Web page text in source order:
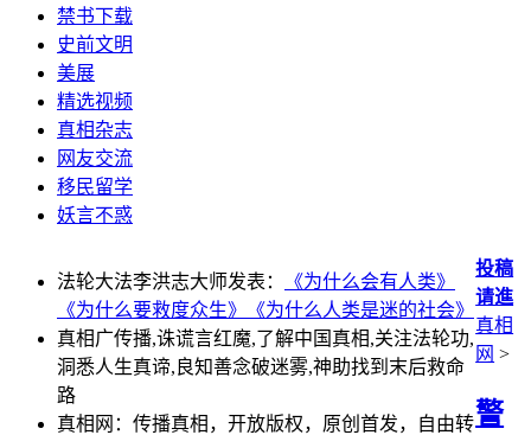
禁书下载
史前文明
美展
精选视频
真相杂志
网友交流
移民留学
妖言不惑
法轮大法李洪志大师发表：
《为什么会有人类》
《为什么要救度众生》
《为什么人类是迷的社会》
真相广传播,诛谎言红魔,了解中国真相,关注法轮功,
洞悉人生真谛,良知善念破迷雾,神助找到末后救命
路
真相网：传播真相，开放版权，原创首发，自由转
投稿
请進
真相
网 >
警